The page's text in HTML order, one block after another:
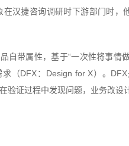
汉捷咨询调研时下游部门时，
带属性，基于“一次性将事情
（DFX：Design for X）。
验证过程中发现问题，业务改